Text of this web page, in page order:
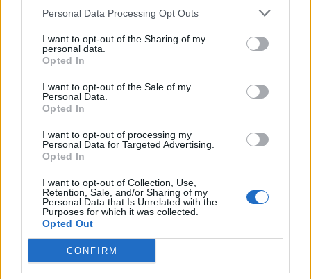
Personal Data Processing Opt Outs
I want to opt-out of the Sharing of my
personal data.
Opted In
I want to opt-out of the Sale of my
Personal Data.
Opted In
I want to opt-out of processing my
Personal Data for Targeted Advertising.
Opted In
I want to opt-out of Collection, Use,
Retention, Sale, and/or Sharing of my
Personal Data that Is Unrelated with the
Purposes for which it was collected.
Opted Out
CONFIRM